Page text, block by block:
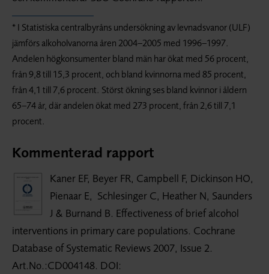
* I Statistiska centralbyråns undersökning av levnadsvanor (ULF)
jämförs alkoholvanorna åren 2004–2005 med 1996–1997.
Andelen högkonsumenter bland män har ökat med 56 procent,
från 9,8 till 15,3 procent, och bland kvinnorna med 85 procent,
från 4,1 till 7,6 procent. Störst ökning ses bland kvinnor i åldern
65–74 år, där andelen ökat med 273 procent, från 2,6 till 7,1
procent.
Kommenterad rapport
Kaner EF, Beyer FR, Campbell F, Dickinson HO,
Pienaar E, Schlesinger C, Heather N, Saunders
J & Burnand B. Effectiveness of brief alcohol
interventions in primary care populations. Cochrane
Database of Systematic Reviews 2007, Issue 2.
Art.No.:CD004148. DOI: